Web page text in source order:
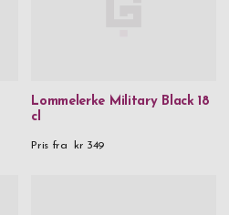
Lommelerke Military Black 18
cl
Pris fra kr 349